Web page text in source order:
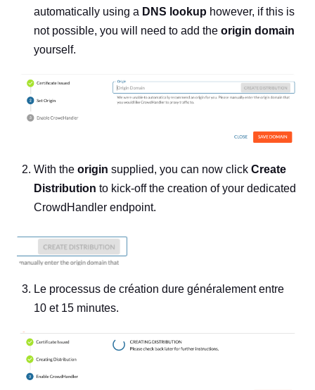
automatically using a DNS lookup however, if this is
not possible, you will need to add the origin domain
yourself.
With the origin supplied, you can now click Create
Distribution to kick-off the creation of your dedicated
CrowdHandler endpoint.
Le processus de création dure généralement entre
10 et 15 minutes.